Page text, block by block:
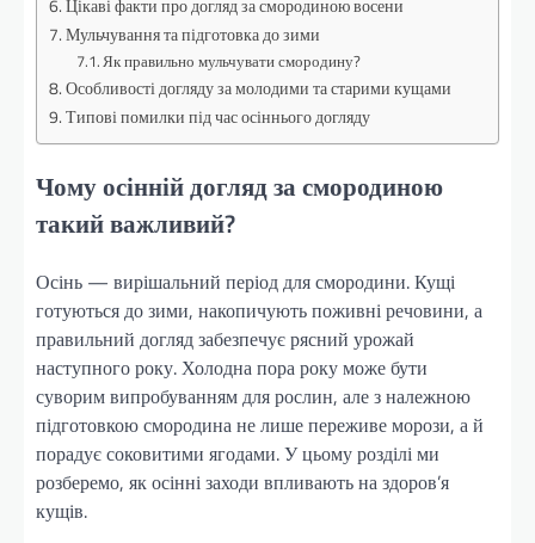
Цікаві факти про догляд за смородиною восени
Мульчування та підготовка до зими
Як правильно мульчувати смородину?
Особливості догляду за молодими та старими кущами
Типові помилки під час осіннього догляду
Чому осінній догляд за смородиною
такий важливий?
Осінь — вирішальний період для смородини. Кущі
готуються до зими, накопичують поживні речовини, а
правильний догляд забезпечує рясний урожай
наступного року. Холодна пора року може бути
суворим випробуванням для рослин, але з належною
підготовкою смородина не лише переживе морози, а й
порадує соковитими ягодами. У цьому розділі ми
розберемо, як осінні заходи впливають на здоров’я
кущів.